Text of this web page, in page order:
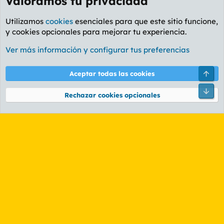
Foro General
Cookies
PL OLDSTYLE AMARILLO
Términos y reglas Política de privacidad Ayuda
Community platform by XenForo® © 2010-2026 XenForo Ltd.
Utilizamos cookies esenciales para que este sitio funcione,
y cookies opcionales para mejorar tu experiencia.
Ver más información y configurar tus preferencias
Aceptar todas las cookies
Rechazar cookies opcionales
Pie